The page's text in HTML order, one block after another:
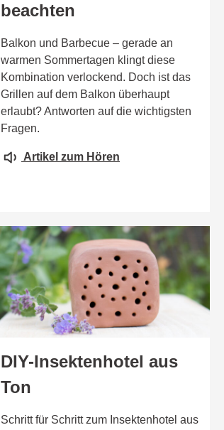
beachten
Balkon und Barbecue – gerade an
warmen Sommertagen klingt diese
Kombination verlockend. Doch ist das
Grillen auf dem Balkon überhaupt
erlaubt? Antworten auf die wichtigsten
Fragen.
Artikel zum Hören
DIY-Insektenhotel aus
Ton
Schritt für Schritt zum Insektenhotel aus